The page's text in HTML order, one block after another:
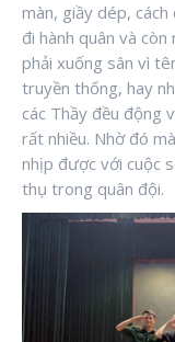
màn, giầy dép,
đi hành quân và còn
phải xuống sân vì
truyền thống, hay
các Thầy đều động
rất nhiều. Nhờ đó
nhịp được với cuộc
thụ trong quân đội.